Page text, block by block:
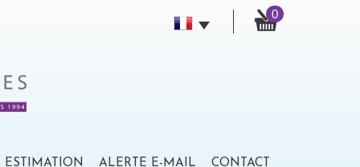
0
ESTIMATION ALERTE E-MAIL CONTACT